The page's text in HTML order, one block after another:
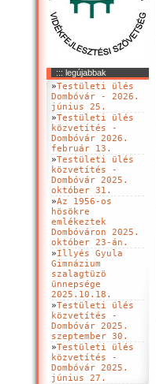
::: legújabbak
»Testületi ülés
Dombóvár - 2026.
június 25.
»Testületi ülés
közvetítés -
Dombóvár 2026.
február 13.
»Testületi ülés
közvetítés -
Dombóvár 2025.
október 31.
»Az 1956-os
hösökre
emlékeztek
Dombóváron 2025.
október 23-án.
»Illyés Gyula
Gimnázium
szalagtüzö
ünnepsége
2025.10.18.
»Testületi ülés
közvetítés -
Dombóvár 2025.
szeptember 30.
»Testületi ülés
közvetítés -
Dombóvár 2025.
június 27.